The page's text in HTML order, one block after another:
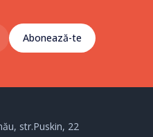
Abonează-te
str.Puskin, 22